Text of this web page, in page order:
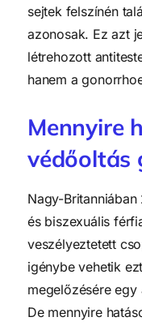
sejtek felszínén
azonosak. Ez azt
létrehozott
hanem a
Mennyire
védőoltás
Nagy-
és biszexuális
veszélyeztetett
igénybe vehetik
megelőzésére
De mennyire